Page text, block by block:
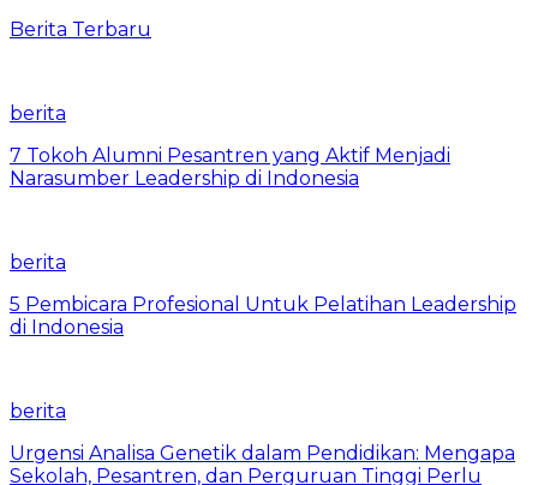
Berita Terbaru
berita
7 Tokoh Alumni Pesantren yang Aktif Menjadi
Narasumber Leadership di Indonesia
berita
5 Pembicara Profesional Untuk Pelatihan Leadership
di Indonesia
berita
Urgensi Analisa Genetik dalam Pendidikan: Mengapa
Sekolah, Pesantren, dan Perguruan Tinggi Perlu